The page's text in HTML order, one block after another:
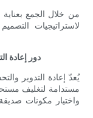
من خلال الجمع
لاستراتيجيات
دور إعادة
يُعدّ إعادة التدوير
مستدامة لتغليف
واختيار مكونات صديقة